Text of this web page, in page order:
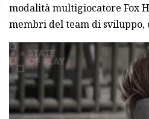
modalità multigiocatore Fox
membri del team di